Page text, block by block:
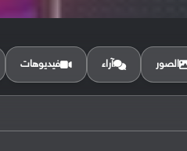
الصور آراء فيديوهات